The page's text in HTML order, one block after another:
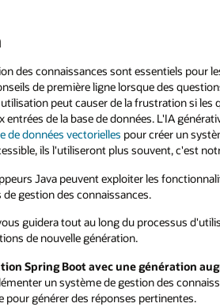
des connaissances sont essentiels
de première ligne lorsque des
peut causer de la frustration si
de la base de données. L'IA
de données vectorielles pour créer un
ils l'utiliseront plus souvent, c'est
Java peuvent exploiter les
gestion des connaissances.
guidera tout au long du processus
de nouvelle génération.
Spring Boot avec une génération
un système de gestion des
pour générer des réponses pertinentes.